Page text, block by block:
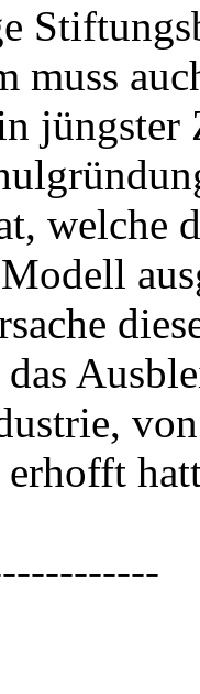
muss